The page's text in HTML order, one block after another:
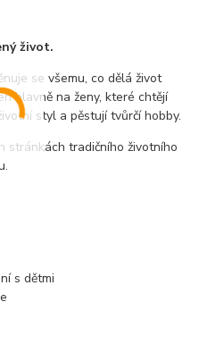
život.
se všemu, co dělá život
hlavně na ženy, které chtějí
styl a pěstují tvůrčí hobby.
stránkách tradičního životního
s dětmi